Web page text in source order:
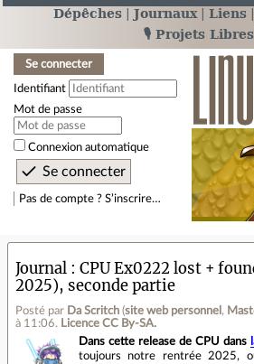
Dépêches Journaux Liens
🎙️ Projets Libres
Se connecter
Identifiant
Mot de passe
Connexion automatique
Pas de compte ? S’inscrire…
Journal
CPU Ex0222 lost +
2025), seconde partie
Posté par Da Scritch (site web personnel ,
à 11:06. Licence CC By‑SA.
Dans cette release de CPU dans
toujours notre rentrée 2025,